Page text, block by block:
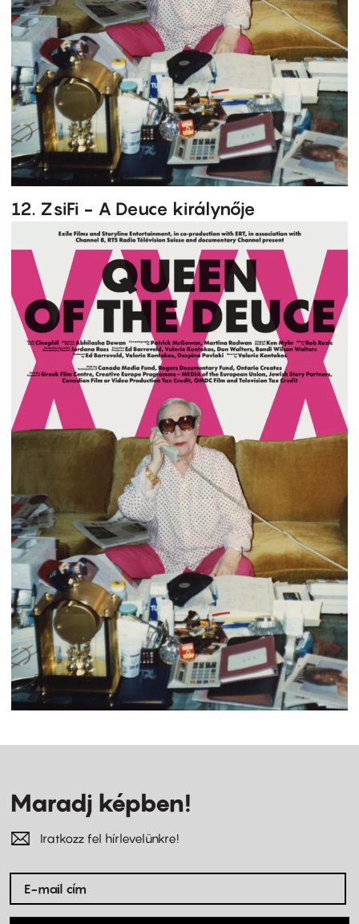
12. ZsiFi - A Deuce királynője
Maradj képben!
Iratkozz fel hírlevelünkre!